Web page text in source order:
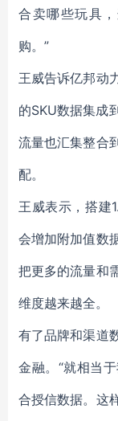
合卖哪些玩具
购。”
王威告诉亿邦动
的SKU数据集成
流量也汇集整合
配。
王威表示，搭建
会增加附加值数
把更多的流量和
维度越来越全。
有了品牌和渠道
金融。“就相当
合授信数据。这